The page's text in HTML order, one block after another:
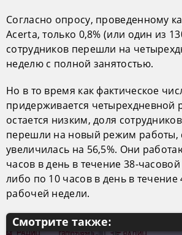
Согласно опросу, проведенному
Acerta, только 0,8% (или один из
сотрудников перешли на
неделю с полной занятостью.
Но в то время как фактическое
придерживается четырехдневной
остается низким, доля
перешли на новый режим работы,
увеличилась на 56,5%. Они
часов в день в течение 38-
либо по 10 часов в день в течение
рабочей недели.
Смотрите также: